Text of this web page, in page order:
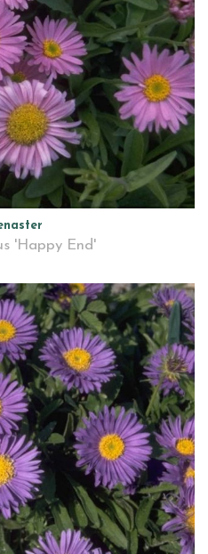
'Happy End'